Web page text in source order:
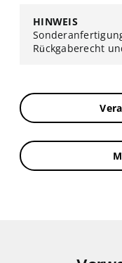
HINWEIS
Rückgaberecht